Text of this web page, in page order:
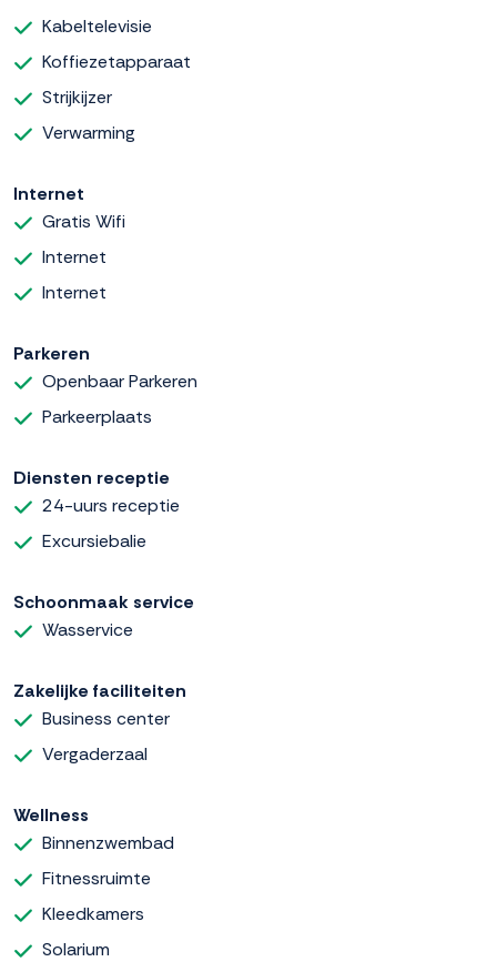
Kabeltelevisie
Koffiezetapparaat
Strijkijzer
Verwarming
Internet
Gratis Wifi
Internet
Internet
Parkeren
Openbaar Parkeren
Parkeerplaats
Diensten receptie
24-uurs receptie
Excursiebalie
Schoonmaak service
Wasservice
Zakelijke faciliteiten
Business center
Vergaderzaal
Wellness
Binnenzwembad
Fitnessruimte
Kleedkamers
Solarium